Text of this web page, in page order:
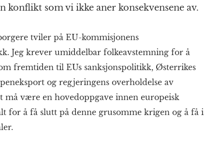
konflikt som vi ikke aner konsekvensene av.
tviler på EU-kommisjonens
Jeg krever umiddelbar folkeavstemning for å
fremtiden til EUs sanksjonspolitikk, Østerrikes
og regjeringens overholdelse av
må være en hovedoppgave innen europeisk
for å få slutt på denne grusomme krigen og å få i